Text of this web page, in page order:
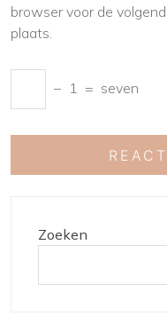
browser voor de
plaats.
− 1 = seven
Zoeken